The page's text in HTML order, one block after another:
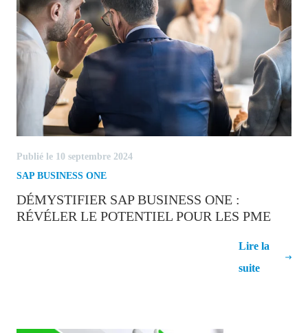
Publié le 10 septembre 2024
SAP BUSINESS ONE
DÉMYSTIFIER SAP BUSINESS ONE :
RÉVÉLER LE POTENTIEL POUR LES PME
Lire la
suite